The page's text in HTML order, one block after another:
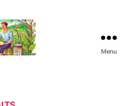
Menu